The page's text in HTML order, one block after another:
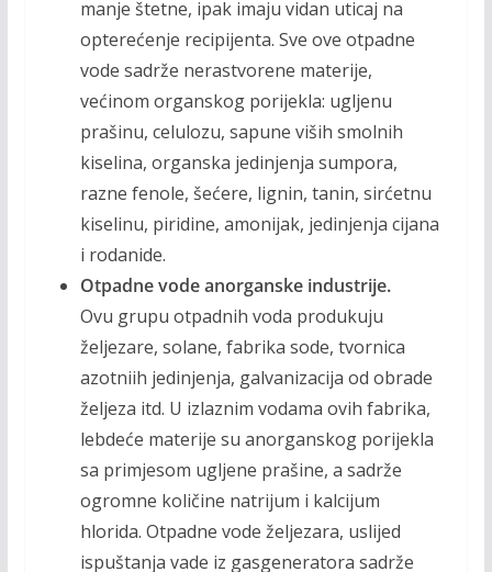
manje štetne, ipak imaju vidan uticaj na
opterećenje recipijenta. Sve ove otpadne
vode sadrže nerastvorene materije,
većinom organskog porijekla: ugljenu
prašinu, celulozu, sapune viših smol­nih
kiselina, organska jedinjenja sumpora,
razne fenole, šećere, lignin, tanin, sirćetnu
kiselinu, piri­dine, amonijak, jedinjenja cijana
i rodanide.
Otpadne vode anorganske industrije.
Ovu grupu otpadnih voda produkuju
željezare, solane, fabrika sode, tvornica
azotniih jedinjenja, galvanizacija od obrade
željeza itd. U izlaznim vodama ovih fabrika,
lebdeće materije su anorganskog porijekla
sa pri­mjesom ugljene prašine, a sadrže
ogromne količine natrijum i kalcijum
hlorida. Otpadne vode željezara, uslijed
ispuštanja vade iz gasgeneratora sadrže